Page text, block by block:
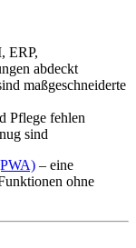
ERP,
abdeckt
maßgeschneiderte
Pflege fehlen
sind
– eine
ohne